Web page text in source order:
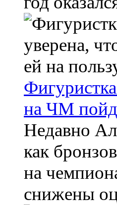
на ЧМ
Недавно
как
на
снижены